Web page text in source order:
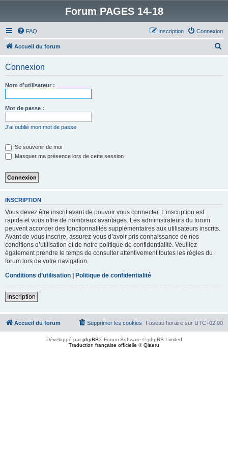
Forum PAGES 14-18
FAQ Connexion
Inscription
Accueil du forum
Connexion
Nom d’utilisateur :
Mot de passe :
J’ai oublié mon mot de passe
Se souvenir de moi
Masquer ma présence lors de cette session
INSCRIPTION
Vous devez être inscrit avant de pouvoir vous connecter. L’inscription est
rapide et vous offre de nombreux avantages. Les administrateurs du forum
peuvent accorder des fonctionnalités supplémentaires aux utilisateurs inscrits.
Avant de vous inscrire, assurez-vous d’avoir pris connaissance de nos
conditions d’utilisation et de notre politique de confidentialité. Veuillez
également prendre le temps de consulter attentivement toutes les règles du
forum lors de votre navigation.
Conditions d’utilisation | Politique de confidentialité
Inscription
Accueil du forum Fuseau horaire sur UTC+02:00
Supprimer les cookies
Développé parphpBB® Forum Software © phpBB Limited
Traduction française officielle ©Qiaeru